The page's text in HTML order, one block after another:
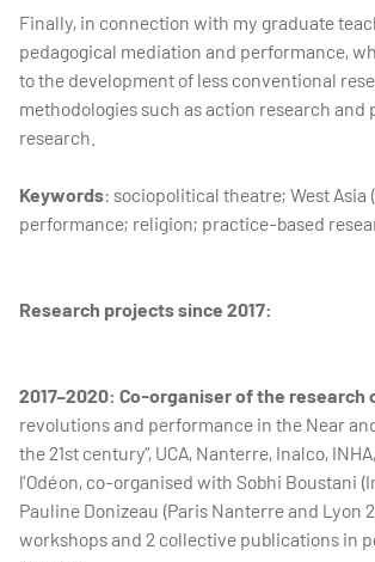
Finally, in connection with my graduate
pedagogical mediation and performance,
to the development of less conventional
methodologies such as action research and
research.
Keywords: sociopolitical theatre; West Asia
performance; religion; practice-based
Research projects since 2017:
2017–2020: Co-organiser of the research
revolutions and performance in the Near
the 21st century”, UCA, Nanterre, Inalco,
l’Odéon, co-organised with Sobhi Boustani
Pauline Donizeau (Paris Nanterre and Lyon
workshops and 2 collective publications in